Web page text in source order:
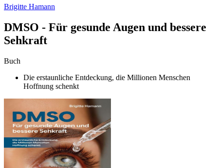
Brigitte Hamann
DMSO - Für gesunde Augen und bessere
Sehkraft
Buch
Die erstaunliche Entdeckung, die Millionen Menschen
Hoffnung schenkt